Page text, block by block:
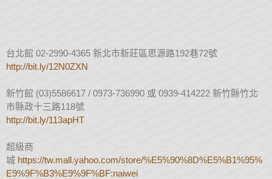
台北館 02-2990-4365 新北市新莊區思源路192巷72號
http://bit.ly/12N0ZXN
新竹館 (03)5586617 / 0973-736990 或 0939-414222 新竹縣竹北
市縣政十三路118號
http://bit.ly/113apHT
超級商
城 https://tw.mall.yahoo.com/store/%E5%90%8D%E5%B1%95%
E9%9F%B3%E9%9F%BF:naiwei